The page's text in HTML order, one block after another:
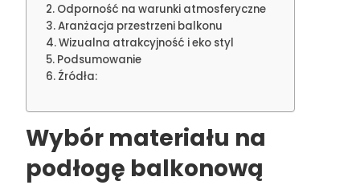
Odporność na warunki atmosferyczne
Aranżacja przestrzeni balkonu
Wizualna atrakcyjność i eko styl
Podsumowanie
Źródła:
Wybór materiału na
podłogę balkonową